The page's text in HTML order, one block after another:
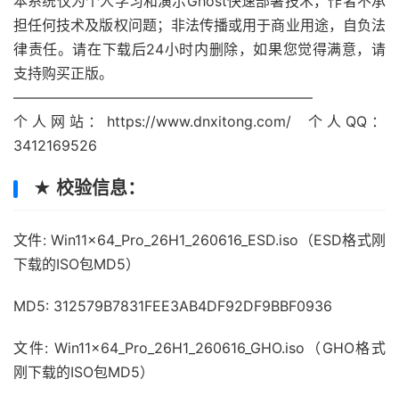
担任何技术及版权问题；非法传播或用于商业用途，自负法
律责任。请在下载后24小时内删除，如果您觉得满意，请
支持购买正版。
—————————————————————
个人网站：https://www.dnxitong.com/ 个人QQ：
3412169526
★ 校验信息：
文件: Win11x64_Pro_26H1_260616_ESD.iso（ESD格式刚
下载的ISO包MD5）
MD5: 312579B7831FEE3AB4DF92DF9BBF0936
文件: Win11x64_Pro_26H1_260616_GHO.iso（GHO格式
刚下载的ISO包MD5）